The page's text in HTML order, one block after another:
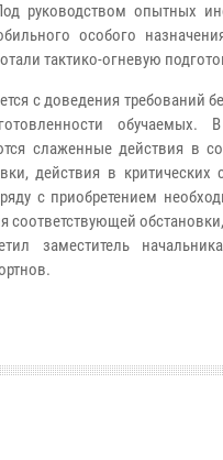
руководством опытных
особого
тактико-огневую
с доведения требований
обучаемых.
слаженные действия в
действия в критических
с приобретением
соответствующей
заместитель